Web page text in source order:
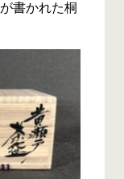
書かれた桐